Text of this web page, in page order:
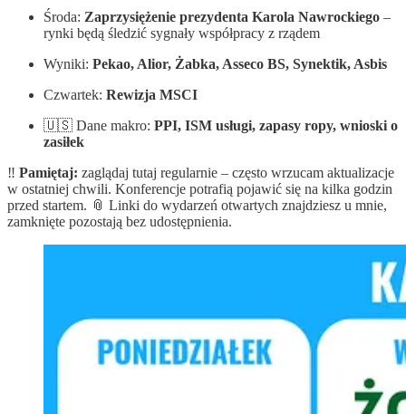
Środa: Zaprzysiężenie prezydenta Karola Nawrockiego –
rynki będą śledzić sygnały współpracy z rządem
Wyniki: Pekao, Alior, Żabka, Asseco BS, Synektik, Asbis
Czwartek: Rewizja MSCI
🇺🇸 Dane makro: PPI, ISM usługi, zapasy ropy, wnioski o
zasiłek
‼️ Pamiętaj: zaglądaj tutaj regularnie – często wrzucam aktualizacje
w ostatniej chwili. Konferencje potrafią pojawić się na kilka godzin
przed startem. 📎 Linki do wydarzeń otwartych znajdziesz u mnie,
zamknięte pozostają bez udostępnienia.